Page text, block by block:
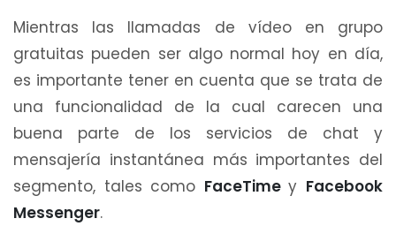
Mientras las llamadas de vídeo en grupo
gratuitas pueden ser algo normal hoy en día,
es importante tener en cuenta que se trata de
una funcionalidad de la cual carecen una
buena parte de los servicios de chat y
mensajería instantánea más importantes del
segmento, tales como FaceTimey Facebook
Messenger.